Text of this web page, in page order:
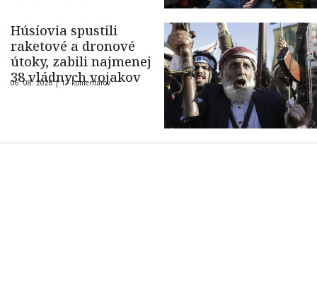
Húsíovia spustili
raketové a dronové
útoky, zabili najmenej
38 vládnych vojakov
06. 08. 2026 |17 komentárov